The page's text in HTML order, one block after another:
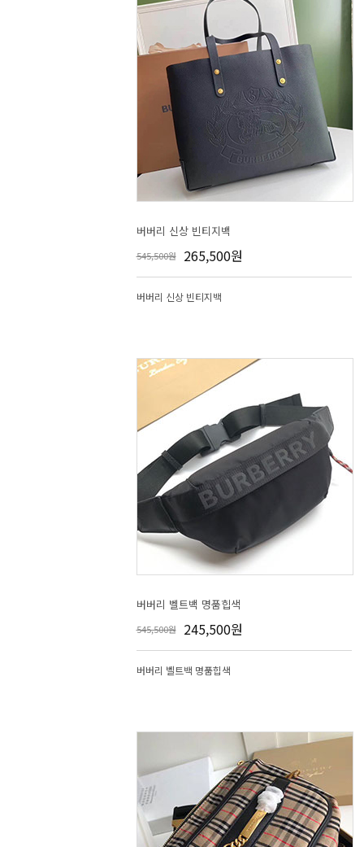
버버리 신상 빈티지백
545,500원 265,500원
버버리 신상 빈티지백
버버리 벨트백 명품힙색
545,500원 245,500원
버버리 벨트백 명품힙색